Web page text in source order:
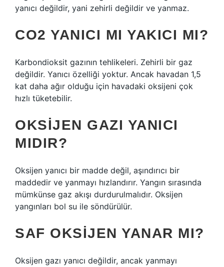
yanıcı değildir, yani zehirli değildir ve yanmaz.
CO2 YANICI MI YAKICI MI?
Karbondioksit gazının tehlikeleri. Zehirli bir gaz
değildir. Yanıcı özelliği yoktur. Ancak havadan 1,5
kat daha ağır olduğu için havadaki oksijeni çok
hızlı tüketebilir.
OKSIJEN GAZI YANICI
MIDIR?
Oksijen yanıcı bir madde değil, aşındırıcı bir
maddedir ve yanmayı hızlandırır. Yangın sırasında
mümkünse gaz akışı durdurulmalıdır. Oksijen
yangınları bol su ile söndürülür.
SAF OKSIJEN YANAR MI?
Oksijen gazı yanıcı değildir, ancak yanmayı